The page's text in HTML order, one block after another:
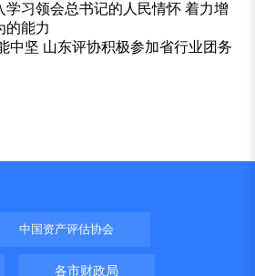
学习领会总书记的人民情怀 着力增
的能力
中坚 山东评协积极参加省行业团务
中国资产评估协会
各市财政局